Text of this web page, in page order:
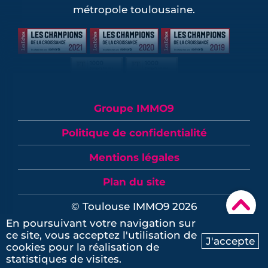
Ma recherche Contactez-nous
▾
Programmes neufs Fonsorbes (1)
Programmes neufs Gagnac-sur-
Garonne (1)
Programmes neufs Montrabé (1)
Programmes neufs Pechbonnieu (1)
Programmes neufs Pechbusque (1)
Programmes neufs Pin-Balma (1)
Programmes neufs Pinsaguel (1)
Programmes neufs Plaisance-du-Touch
Programmes neufs Roques (1)
Programmes neufs Rouffiac-Tolosan (1)
Programmes neufs Saint-Loup-
Programmes neufs Croix de Pierre (1)
métropole toulousaine.
Groupe IMMO9
Politique de confidentialité
Mentions légales
Plan du site
© Toulouse IMMO9 2026
Contactez-nous
En poursuivant votre navigation sur
ce site, vous acceptez l'utilisation de
cookies pour la réalisation de
statistiques de visites.
J'accepte